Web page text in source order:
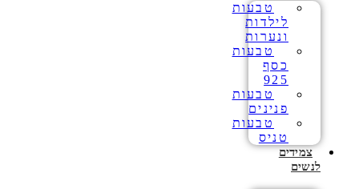
טבעות
לילדות
ונערות
טבעות
כסף
925
טבעות
פנינים
טבעות
טניס
צמידים
לנשים